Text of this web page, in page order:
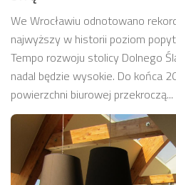
We Wrocławiu odnotowano
najwyższy w historii poziom
Tempo rozwoju stolicy Dolnego
nadal będzie wysokie. Do końca
powierzchni biurowej przekroczą...